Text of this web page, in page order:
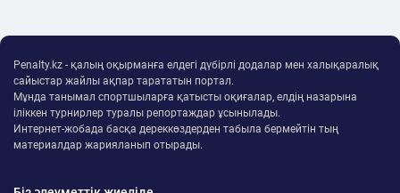
Penalty.kz - қалың оқырманға елдегі дүбірлі додалар мен халықаралық
сайыстар жайлы ақпар тарататын портал.
Мұнда танымал спортшыларға қатысты оқиғалар, елдің назарына
іліккен турнирлер туралы репортаждар ұсынылады.
Интернет-жобада басқа дереккөздерден табыла бермейтін тың
материалдар жарияланып отырады.